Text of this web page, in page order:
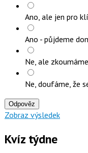
Ano, ale jen pro
Ano - půjdeme
Ne, ale
Ne, doufáme, že
Odpověz
Zobraz výsledek
Kvíz týdne